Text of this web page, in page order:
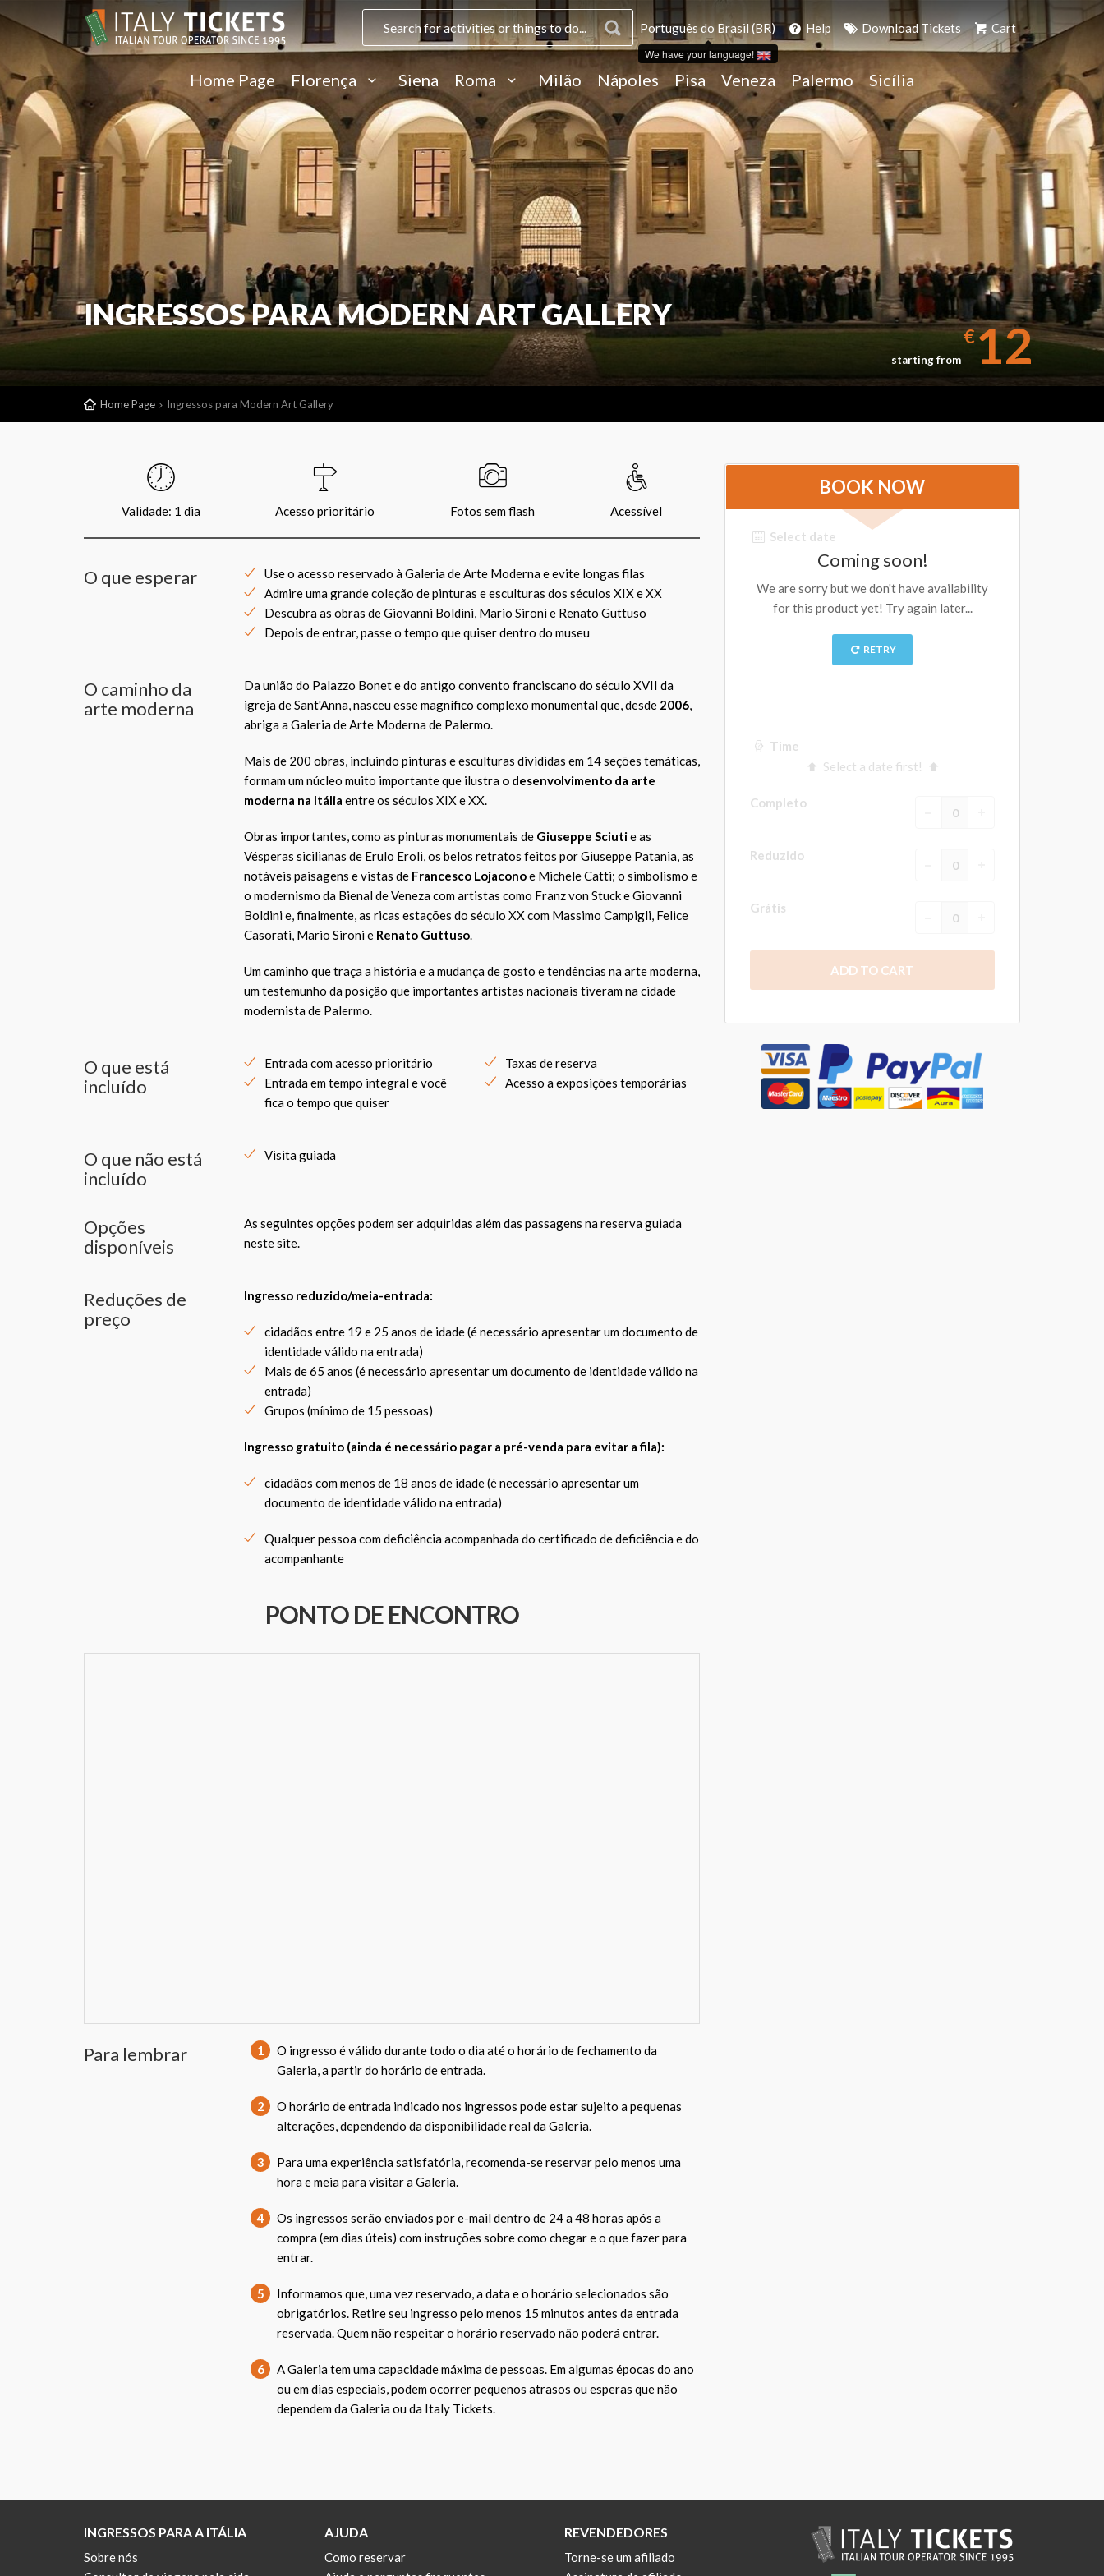
Português do Brasil (BR)
We have your language!
Help Download Tickets Cart
Home Page Florença Siena Roma Milão Nápoles Pisa Veneza Palermo Sicília
INGRESSOS PARA MODERN ART GALLERY
starting from
€12
Home Page Ingressos para Modern Art Gallery
Validade: 1 dia Acesso prioritário Fotos sem flash Acessível
O que esperar
Use o acesso reservado à Galeria de Arte Moderna e evite longas filas
Admire uma grande coleção de pinturas e esculturas dos séculos XIX e XX
Descubra as obras de Giovanni Boldini, Mario Sironi e Renato Guttuso
Depois de entrar, passe o tempo que quiser dentro do museu
O caminho da
arte moderna
Da união do Palazzo Bonet e do antigo convento franciscano do século XVII da
igreja de Sant'Anna, nasceu esse magnífico complexo monumental que, desde 2006,
abriga a Galeria de Arte Moderna de Palermo.
Mais de 200 obras, incluindo pinturas e esculturas divididas em 14 seções temáticas,
formam um núcleo muito importante que ilustra o desenvolvimento da arte
moderna na Itália entre os séculos XIX e XX.
Obras importantes, como as pinturas monumentais de Giuseppe Sciutie as
Vésperas sicilianas de Erulo Eroli, os belos retratos feitos por Giuseppe Patania, as
notáveis paisagens e vistas de Francesco Lojaconoe Michele Catti; o simbolismo e
o modernismo da Bienal de Veneza com artistas como Franz von Stuck e Giovanni
Boldini e, finalmente, as ricas estações do século XX com Massimo Campigli, Felice
Casorati, Mario Sironi e Renato Guttuso.
Um caminho que traça a história e a mudança de gosto e tendências na arte moderna,
um testemunho da posição que importantes artistas nacionais tiveram na cidade
modernista de Palermo.
O que está
incluído
Entrada com acesso prioritário
Entrada em tempo integral e você
fica o tempo que quiser
Taxas de reserva
Acesso a exposições temporárias
O que não está
incluído
Visita guiada
Opções
disponíveis
As seguintes opções podem ser adquiridas além das passagens na reserva guiada
neste site.
Reduções de
preço
Ingresso reduzido/meia-entrada:
cidadãos entre 19 e 25 anos de idade (é necessário apresentar um documento de
identidade válido na entrada)
Mais de 65 anos (é necessário apresentar um documento de identidade válido na
entrada)
Grupos (mínimo de 15 pessoas)
Ingresso gratuito (ainda é necessário pagar a pré-venda para evitar a fila):
cidadãos com menos de 18 anos de idade (é necessário apresentar um
documento de identidade válido na entrada)
Qualquer pessoa com deficiência acompanhada do certificado de deficiência e do
acompanhante
PONTO DE ENCONTRO
Para lembrar 1
O ingresso é válido durante todo o dia até o horário de fechamento da
Galeria, a partir do horário de entrada.
2
O horário de entrada indicado nos ingressos pode estar sujeito a pequenas
alterações, dependendo da disponibilidade real da Galeria.
3
Para uma experiência satisfatória, recomenda-se reservar pelo menos uma
hora e meia para visitar a Galeria.
4
Os ingressos serão enviados por e-mail dentro de 24 a 48 horas após a
compra (em dias úteis) com instruções sobre como chegar e o que fazer para
entrar.
5
Informamos que, uma vez reservado, a data e o horário selecionados são
obrigatórios. Retire seu ingresso pelo menos 15 minutos antes da entrada
reservada. Quem não respeitar o horário reservado não poderá entrar.
6
A Galeria tem uma capacidade máxima de pessoas. Em algumas épocas do ano
ou em dias especiais, podem ocorrer pequenos atrasos ou esperas que não
dependem da Galeria ou da Italy Tickets.
BOOK NOW
Select date
Time
Select a date first!
Completo
Reduzido
Grátis
ADD TO CART
Coming soon!
We are sorry but we don't have availability
for this product yet! Try again later...
RETRY
INGRESSOS PARA A ITÁLIA
Sobre nós
AJUDA
Como reservar
REVENDEDORES
Torne-se um afiliado